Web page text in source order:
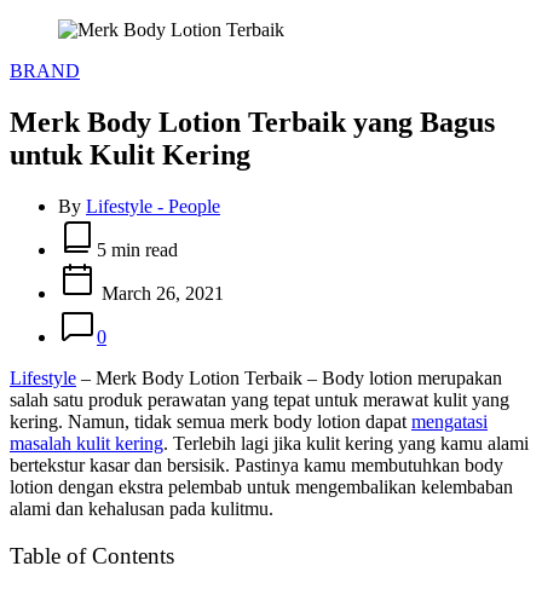
Categories
BRAND
Merk Body Lotion Terbaik yang Bagus
untuk Kulit Kering
By Lifestyle - People
Estimated
read
time
5 min read
March 26, 2021
0
Lifestyle – Merk Body Lotion Terbaik – Body lotion merupakan
salah satu produk perawatan yang tepat untuk merawat kulit yang
kering. Namun, tidak semua merk body lotion dapat mengatasi
masalah kulit kering. Terlebih lagi jika kulit kering yang kamu alami
bertekstur kasar dan bersisik. Pastinya kamu membutuhkan body
lotion dengan ekstra pelembab untuk mengembalikan kelembaban
alami dan kehalusan pada kulitmu.
Table of Contents